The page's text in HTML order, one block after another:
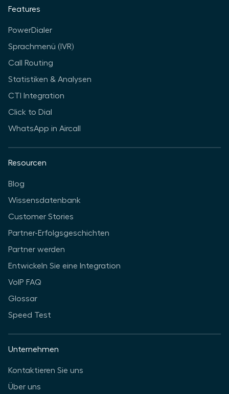
Features
PowerDialer
Sprachmenü (IVR)
Call Routing
Statistiken & Analysen
CTI Integration
Click to Dial
WhatsApp in Aircall
Resourcen
Blog
Wissensdatenbank
Customer Stories
Partner-Erfolgsgeschichten
Partner werden
Entwickeln Sie eine Integration
VoIP FAQ
Glossar
Speed Test
Unternehmen
Kontaktieren Sie uns
Über uns